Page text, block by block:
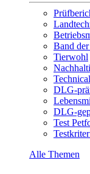
Band
Tierwohl
DLG-
DLG-
Test
Alle Themen